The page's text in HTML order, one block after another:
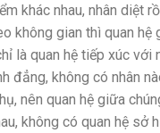
khác nhau, nhân diệt
không gian thì quan hệ
là quan hệ tiếp xúc với
đẳng, không có nhân
nên quan hệ giữa
không có quan hệ sở